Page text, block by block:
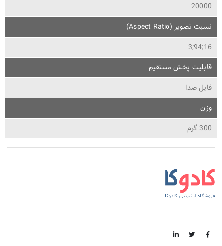
20000
نسبت تصویر (Aspect Ratio)
16;94;3
قابلیت پخش مستقیم
فایل صدا
وزن
300 گرم